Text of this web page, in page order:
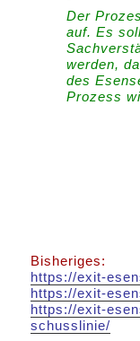
Der
auf. Es
werden,
des
Prozess
Bisheriges:
https://exit-
https://exit-
https://exit-
schusslinie/